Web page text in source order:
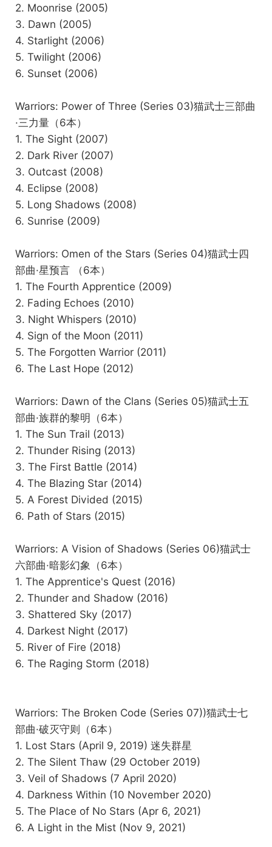
2. Moonrise (2005)
3. Dawn (2005)
4. Starlight (2006)
5. Twilight (2006)
6. Sunset (2006)
Warriors: Power of Three (Series 03)猫武士三部曲
·三力量（6本）
1. The Sight (2007)
2. Dark River (2007)
3. Outcast (2008)
4. Eclipse (2008)
5. Long Shadows (2008)
6. Sunrise (2009)
Warriors: Omen of the Stars (Series 04)猫武士四
部曲·星预言 （6本）
1. The Fourth Apprentice (2009)
2. Fading Echoes (2010)
3. Night Whispers (2010)
4. Sign of the Moon (2011)
5. The Forgotten Warrior (2011)
6. The Last Hope (2012)
Warriors: Dawn of the Clans (Series 05)猫武士五
部曲·族群的黎明（6本）
1. The Sun Trail (2013)
2. Thunder Rising (2013)
3. The First Battle (2014)
4. The Blazing Star (2014)
5. A Forest Divided (2015)
6. Path of Stars (2015)
Warriors: A Vision of Shadows (Series 06)猫武士
六部曲·暗影幻象（6本）
1. The Apprentice's Quest (2016)
2. Thunder and Shadow (2016)
3. Shattered Sky (2017)
4. Darkest Night (2017)
5. River of Fire (2018)
6. The Raging Storm (2018)
Warriors: The Broken Code (Series 07))猫武士七
部曲·破灭守则（6本）
1. Lost Stars (April 9, 2019) 迷失群星
2. The Silent Thaw (29 October 2019)
3. Veil of Shadows (7 April 2020)
4. Darkness Within (10 November 2020)
5. The Place of No Stars (Apr 6, 2021)
6. A Light in the Mist (Nov 9, 2021)